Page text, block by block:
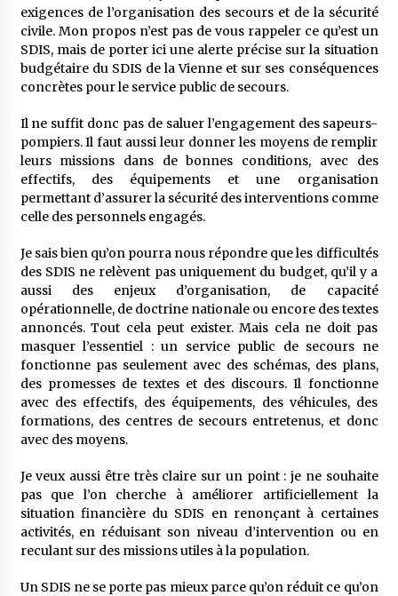
exigences de l’organisation des secours et de la sécurité
civile. Mon propos n’est pas de vous rappeler ce qu’est un
SDIS, mais de porter ici une alerte précise sur la situation
budgétaire du SDIS de la Vienne et sur ses conséquences
concrètes pour le service public de secours.
Il ne suffit donc pas de saluer l’engagement des sapeurs-
pompiers. Il faut aussi leur donner les moyens de remplir
leurs missions dans de bonnes conditions, avec des
effectifs, des équipements et une organisation
permettant d’assurer la sécurité des interventions comme
celle des personnels engagés.
Je sais bien qu’on pourra nous répondre que les difficultés
des SDIS ne relèvent pas uniquement du budget, qu’il y a
aussi des enjeux d’organisation, de capacité
opérationnelle, de doctrine nationale ou encore des textes
annoncés. Tout cela peut exister. Mais cela ne doit pas
masquer l’essentiel : un service public de secours ne
fonctionne pas seulement avec des schémas, des plans,
des promesses de textes et des discours. Il fonctionne
avec des effectifs, des équipements, des véhicules, des
formations, des centres de secours entretenus, et donc
avec des moyens.
Je veux aussi être très claire sur un point : je ne souhaite
pas que l’on cherche à améliorer artificiellement la
situation financière du SDIS en renonçant à certaines
activités, en réduisant son niveau d’intervention ou en
reculant sur des missions utiles à la population.
Un SDIS ne se porte pas mieux parce qu’on réduit ce qu’on